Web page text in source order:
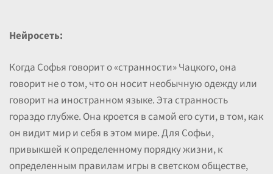
Нейросеть:
Когда Софья говорит о «странности» Чацкого, она
говорит не о том, что он носит необычную одежду или
говорит на иностранном языке. Эта странность
гораздо глубже. Она кроется в самой его сути, в том, как
он видит мир и себя в этом мире. Для Софьи,
привыкшей к определенному порядку жизни, к
определенным правилам игры в светском обществе,